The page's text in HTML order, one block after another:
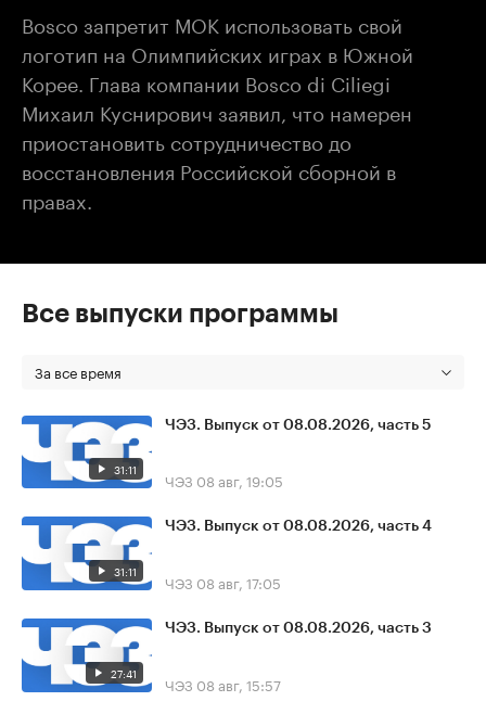
Bosco запретит МОК использовать свой
логотип на Олимпийских играх в Южной
Корее. Глава компании Bosco di Ciliegi
Михаил Куснирович заявил, что намерен
приостановить сотрудничество до
восстановления Российской сборной в
правах.
Все выпуски программы
За все время
31:11
ЧЭЗ. Выпуск от 08.08.2026, часть 5
ЧЭЗ 08 авг, 19:05
31:11
ЧЭЗ. Выпуск от 08.08.2026, часть 4
ЧЭЗ 08 авг, 17:05
27:41
ЧЭЗ. Выпуск от 08.08.2026, часть 3
ЧЭЗ 08 авг, 15:57